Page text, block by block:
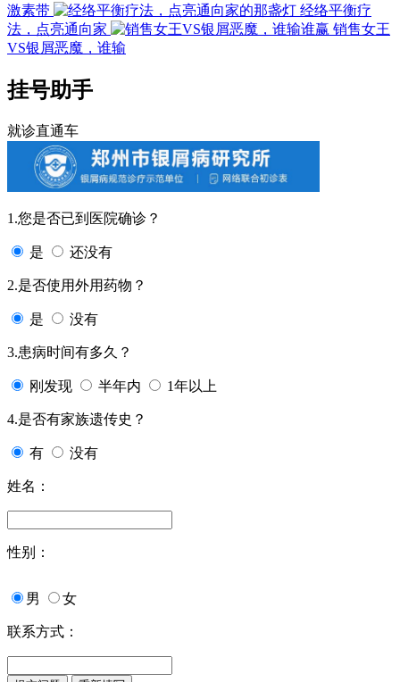
激素带
经络平衡疗
法，点亮通向家
销售女王
VS银屑恶魔，谁输
挂号助手
就诊直通车
1.您是否已到医院确诊？
是 还没有
2.是否使用外用药物？
是 没有
3.患病时间有多久？
刚发现 半年内 1年以上
4.是否有家族遗传史？
有 没有
姓名：
性别：
男 女
联系方式：